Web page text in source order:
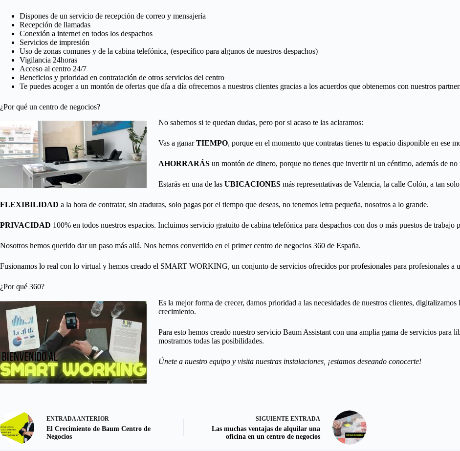
Dispones de un servicio de recepción de correo y mensajería
Recepción de llamadas
Conexión a internet en todos los despachos
Servicios de impresión
Uso de zonas comunes y de la cabina telefónica, (específico para algunos de nuestros despachos)
Vigilancia 24horas
Acceso al centro 24/7
Beneficios y prioridad en contratación de otros servicios del centro
Te puedes acoger a un montón de ofertas que día a día ofrecemos a nuestros clientes gracias a los acuerdos que obtenemos con nuestros
¿Por qué un centro de negocios?
No sabemos si te quedan dudas, pero por si acaso te las aclaramos:
Vas a ganarTIEMPO, porque en el momento que contratas tienes tu espacio disponible en ese
AHORRARÁS un montón de dinero, porque no tienes que invertir ni un céntimo, además de
Estarás en una de las UBICACIONES más representativas de Valencia, la calle Colón, a tan
FLEXIBILIDAD a la hora de contratar, sin ataduras, solo pagas por el tiempo que deseas, no tenemos letra pequeña, nosotros a lo grande.
PRIVACIDAD 100% en todos nuestros espacios. Incluimos servicio gratuito de cabina telefónica para despachos con dos o más puestos de trabajo
Nosotros hemos querido dar un paso más allá. Nos hemos convertido en el primer centro de negocios 360 de España.
Fusionamos lo real con lo virtual y hemos creado el SMART WORKING, un conjunto de servicios ofrecidos por profesionales para profesionales a
¿Por qué 360?
Es la mejor forma de crecer, damos prioridad a las necesidades de nuestros clientes,
crecimiento.
Para esto hemos creado nuestro servicio Baum Assistant con una amplia gama de servicios para
mostramos todas las posibilidades.
Únete a nuestro equipo y visita nuestras instalaciones, ¡estamos deseando conocerte!
ENTRADAANTERIOR
El Crecimiento de Baum Centro de
Negocios
SIGUIENTE ENTRADA
Las muchas ventajas de alquilar una
oficina en un centro de negocios